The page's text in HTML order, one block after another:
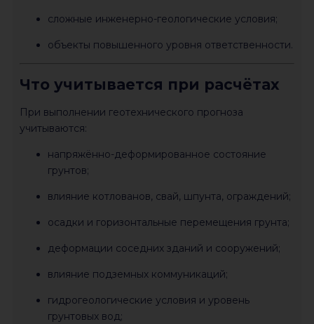
сложные инженерно-геологические условия;
объекты повышенного уровня ответственности.
Что учитывается при расчётах
При выполнении геотехнического прогноза
учитываются:
напряжённо-деформированное состояние
грунтов;
влияние котлованов, свай, шпунта, ограждений;
осадки и горизонтальные перемещения грунта;
деформации соседних зданий и сооружений;
влияние подземных коммуникаций;
гидрогеологические условия и уровень
грунтовых вод;